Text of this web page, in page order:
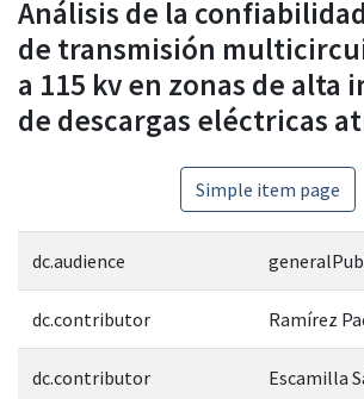
Análisis de la
de transmisión
a 115 kv en zonas de alta
de descargas eléctricas
Simple item page
dc.audience
dc.contributor Ramírez
dc.contributor Escamilla